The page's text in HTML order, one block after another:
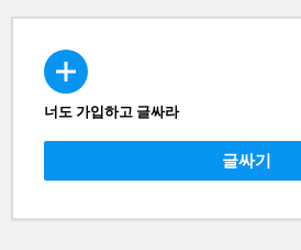
CREATE
너도 가입하고 글싸라
글싸기